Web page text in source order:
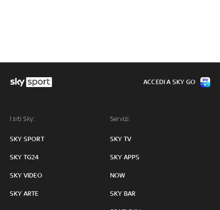
I siti Sky:
SKY SPORT
SKY TG24
SKY VIDEO
SKY ARTE
Servizi:
SKY TV
SKY APPS
NOW
SKY BAR
ACCEDI A SKY GO